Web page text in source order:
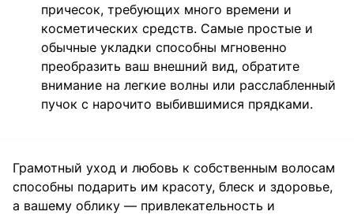
причесок, требующих много времени и
косметических средств. Самые простые и
обычные укладки способны мгновенно
преобразить ваш внешний вид, обратите
внимание на легкие волны или расслабленный
пучок с нарочито выбившимися прядками.
Грамотный уход и любовь к собственным волосам
способны подарить им красоту, блеск и здоровье,
а вашему облику — привлекательность и